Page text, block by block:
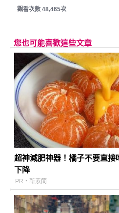
觀看次數 48,465次
您也可能喜歡這些文章
超神減肥神器！橘子不要直接
下降
PR・新素簡